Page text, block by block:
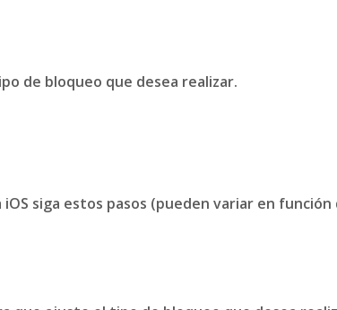
de bloqueo que desea realizar.
siga estos pasos (pueden variar en